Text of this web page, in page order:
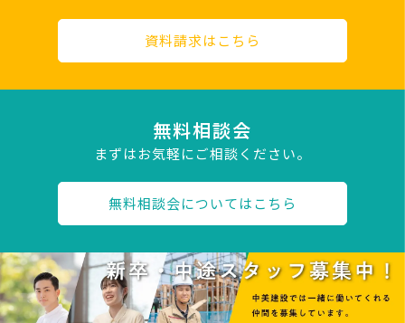
資料請求はこちら
無料相談会
まずはお気軽にご相談ください。
無料相談会についてはこちら